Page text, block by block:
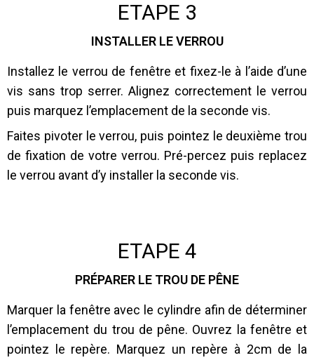
ETAPE 3
INSTALLER LE VERROU
Installez le verrou de fenêtre et fixez-le à l’aide d’une
vis sans trop serrer. Alignez correctement le verrou
puis marquez l’emplacement de la seconde vis.
Faites pivoter le verrou, puis pointez le deuxième trou
de fixation de votre verrou. Pré-percez puis replacez
le verrou avant d’y installer la seconde vis.
ETAPE 4
PRÉPARER LE TROU DE PÊNE
Marquer la fenêtre avec le cylindre afin de déterminer
l’emplacement du trou de pêne. Ouvrez la fenêtre et
pointez le repère. Marquez un repère à 2cm de la